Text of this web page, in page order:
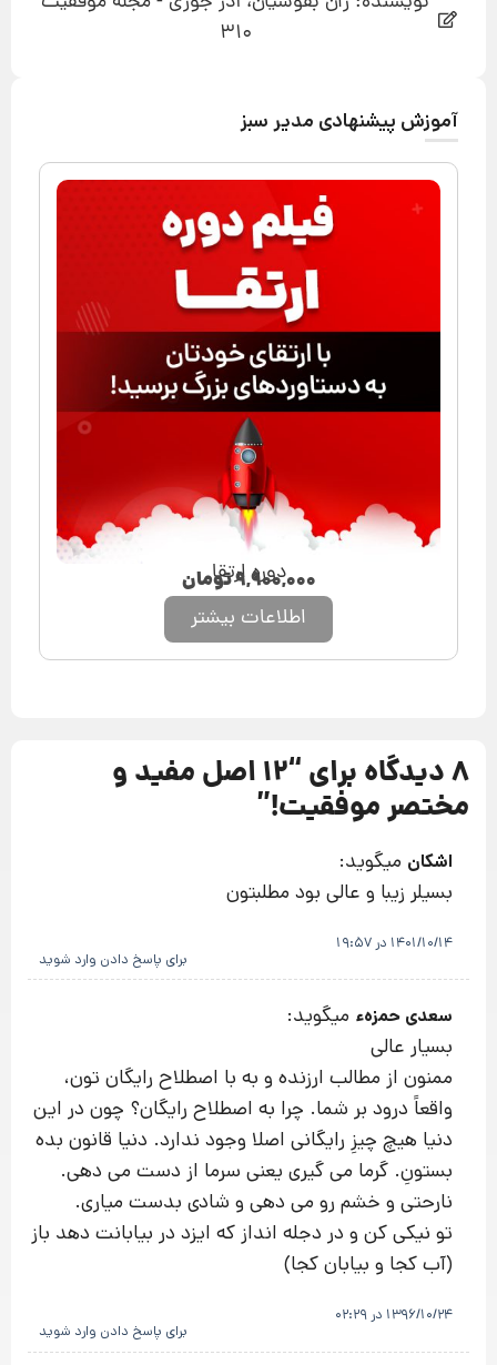
310
آموزش پیشنهادی مدیر سبز
دوره ارتقا
۹,۹۰۰,۰۰۰تومان
اطلاعات بیشتر
8 دیدگاه برای “ 12 اصل مفيد و
مختصر موفقيت!”
اشکان میگوید:
بسیلر زیبا و عالی بود مطلبتون
1401/10/14 در 19:57
برای پاسخ دادن وارد شوید
سعدی حمزهء میگوید:
بسیار عالی
ممنون از مطالب ارزنده و به با اصطلاح رایگان تون،
واقعاً درود بر شما. چرا به اصطلاح رایگان؟ چون در این
دنیا هیچ چیزِ رایگانی اصلا وجود ندارد. دنیا قانون بده
بستونِ. گرما می گیری یعنی سرما از دست می دهی.
نارحتی و خشم رو می دهی و شادی بدست میاری.
تو نیکی کن و در دجله انداز که ایزد در بیابانت دهد باز
(آب کجا و بیابان کجا)
1396/10/24 در 02:29
برای پاسخ دادن وارد شوید